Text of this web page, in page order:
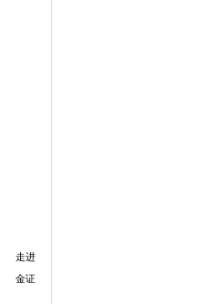
走进
金证